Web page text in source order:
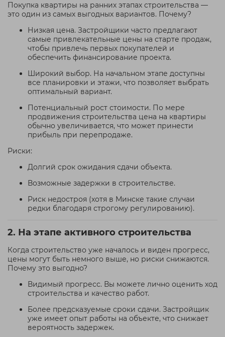
Покупка квартиры на ранних этапах строительства —
это один из самых выгодных вариантов. Почему?
Низкая цена. Застройщики часто предлагают
самые привлекательные цены на старте продаж,
чтобы привлечь первых покупателей и
обеспечить финансирование проекта.
Широкий выбор. На начальном этапе доступны
все планировки и этажи, что позволяет выбрать
оптимальный вариант.
Потенциальный рост стоимости. По мере
продвижения строительства цена на квартиры
обычно увеличивается, что может принести
прибыль при перепродаже.
Риски:
Долгий срок ожидания сдачи объекта.
Возможные задержки в строительстве.
Риск недостроя (хотя в Минске такие случаи
редки благодаря строгому регулированию).
2. На этапе активного строительства
Когда строительство уже началось и виден прогресс,
цены могут быть немного выше, но риски снижаются.
Почему это выгодно?
Видимый прогресс. Вы можете лично оценить ход
строительства и качество работ.
Более предсказуемые сроки сдачи. Застройщик
уже имеет опыт работы на объекте, что снижает
вероятность задержек.